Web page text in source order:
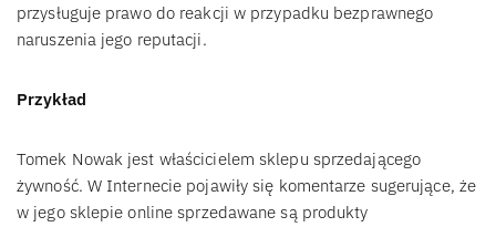
przysługuje prawo do reakcji w przypadku bezprawnego
naruszenia jego reputacji.
Przykład
Tomek Nowak jest właścicielem sklepu sprzedającego
żywność. W Internecie pojawiły się komentarze sugerujące, że
w jego sklepie online sprzedawane są produkty